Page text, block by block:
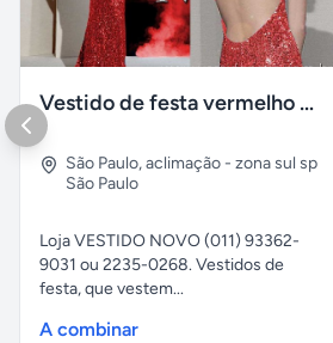
Vestido de festa vermelho com brilho e pedraria
São Paulo,aclimação - zona sul sp
São Paulo
Loja VESTIDO NOVO (011) 93362-
9031 ou 2235-0268. Vestidos de
festa, que vestem...
A combinar